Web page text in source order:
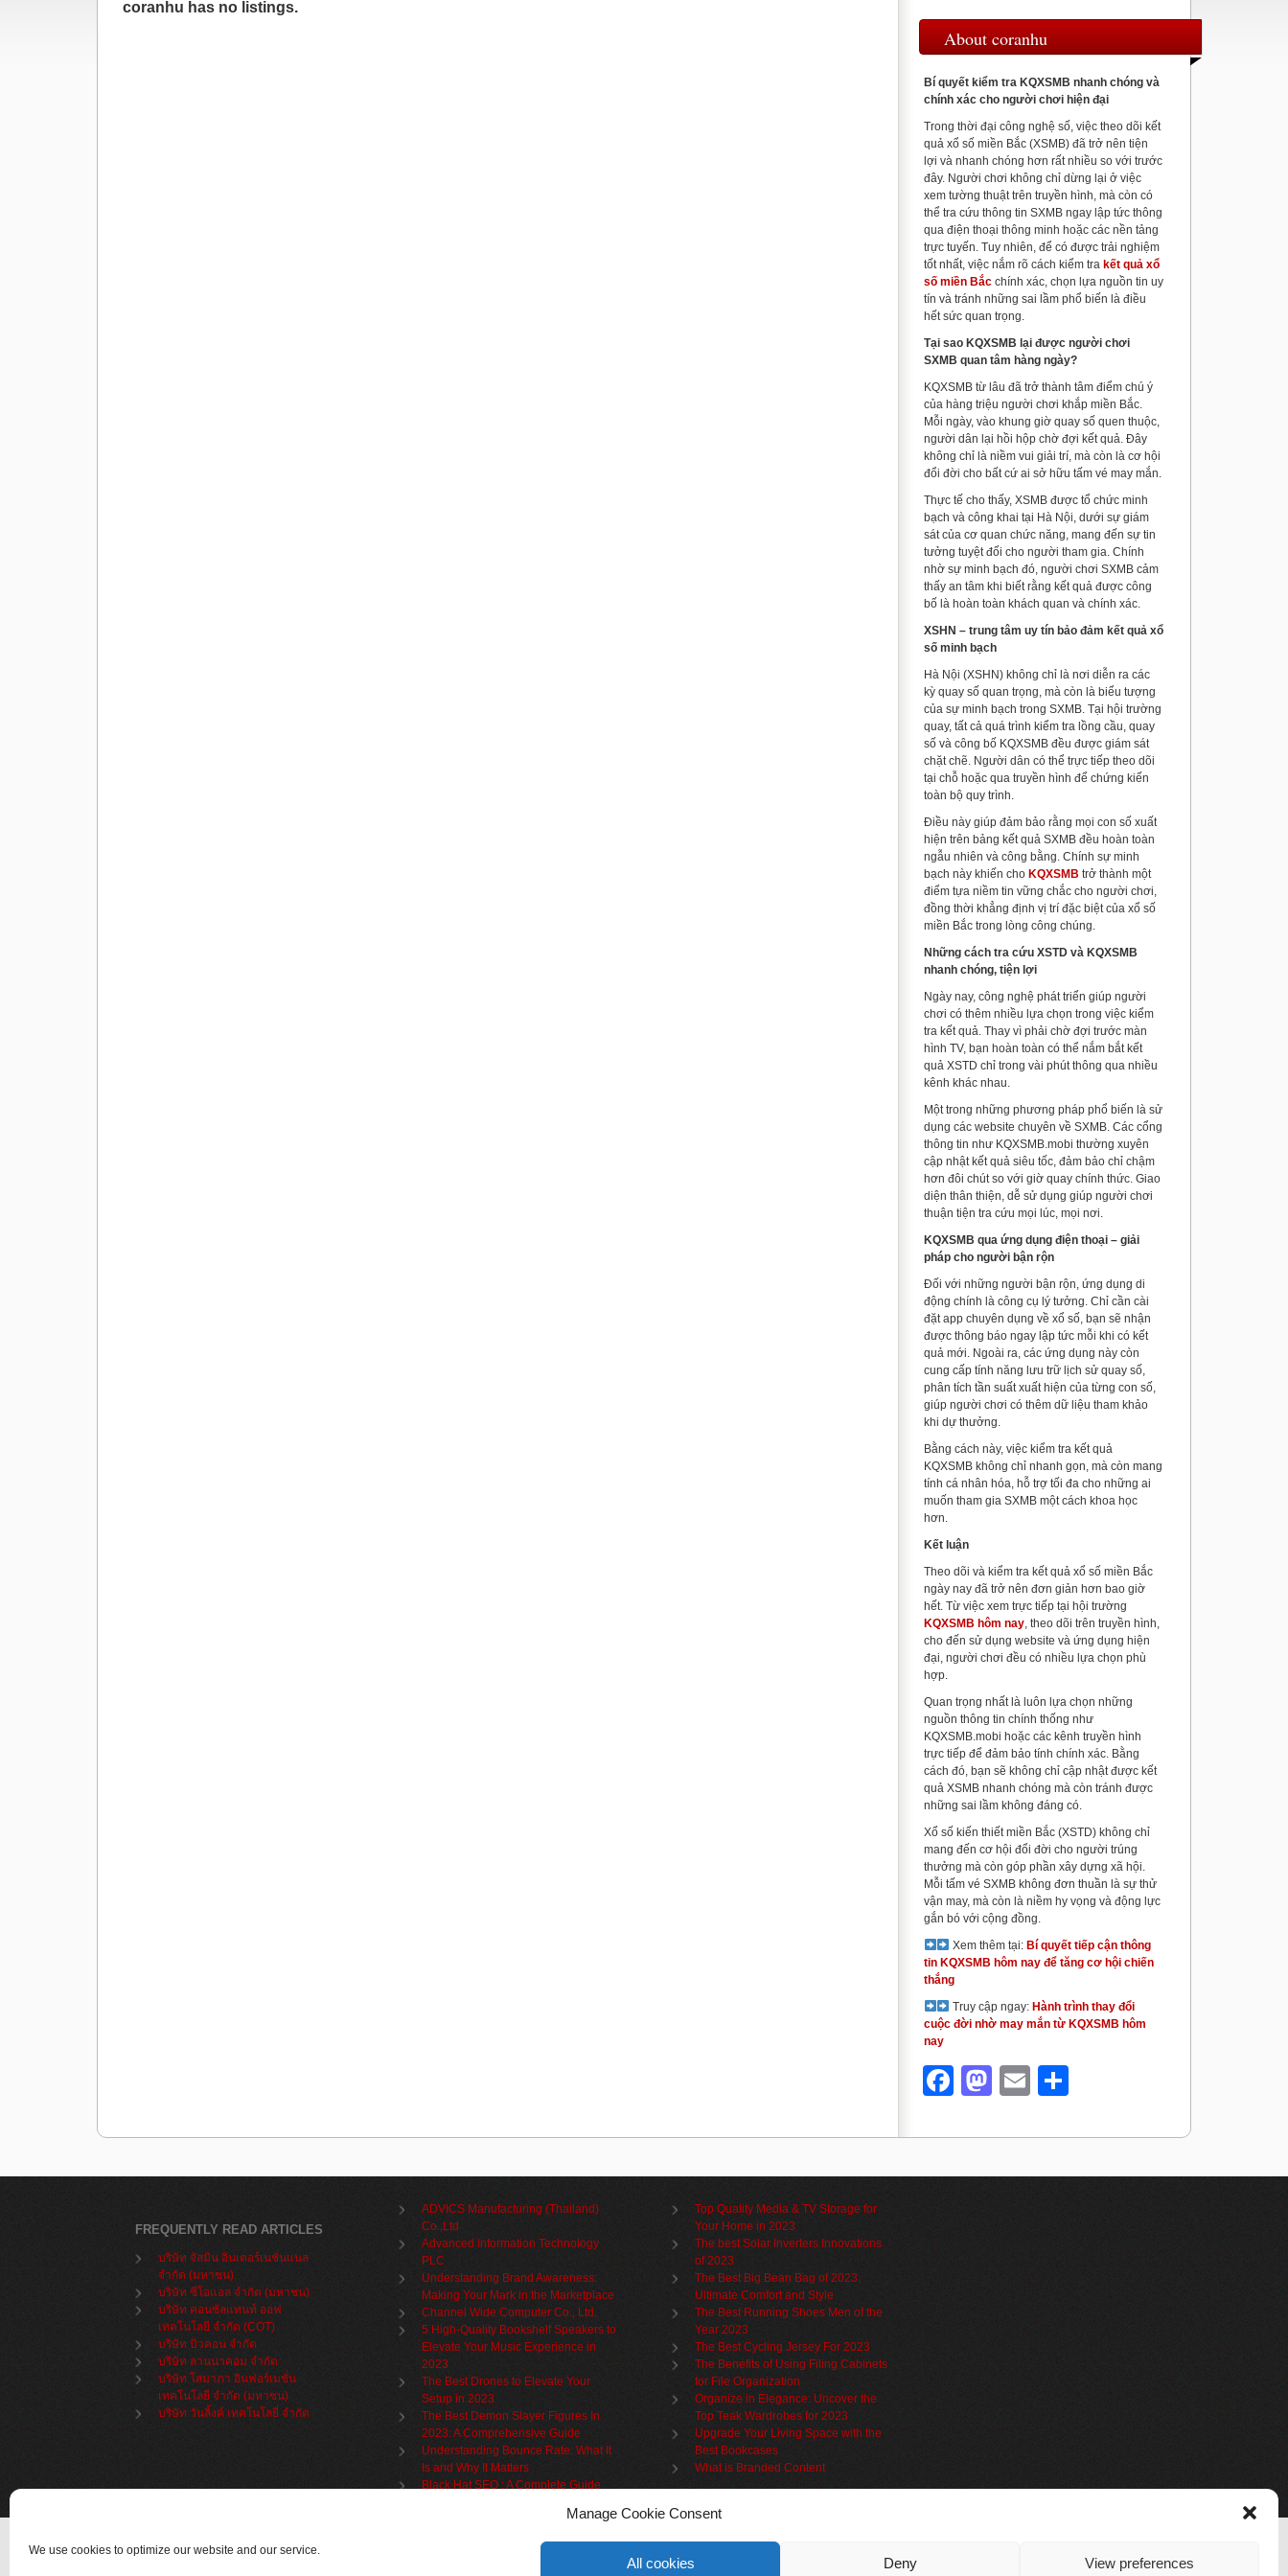
Manage Cookie Consent
We use cookies to optimize our website and our service.
All cookies Deny View preferences
coranhu has no listings.
About coranhu
Bí quyết kiểm tra KQXSMB nhanh chóng và
chính xác cho người chơi hiện đại
Trong thời đại công nghệ số, việc theo dõi kết
quả xổ số miền Bắc (XSMB) đã trở nên tiện
lợi và nhanh chóng hơn rất nhiều so với trước
đây. Người chơi không chỉ dừng lại ở việc
xem tường thuật trên truyền hình, mà còn có
thể tra cứu thông tin SXMB ngay lập tức thông
qua điện thoại thông minh hoặc các nền tảng
trực tuyến. Tuy nhiên, để có được trải nghiệm
tốt nhất, việc nắm rõ cách kiểm tra kết quả xổ
số miền Bắc chính xác, chọn lựa nguồn tin uy
tín và tránh những sai lầm phổ biến là điều
hết sức quan trọng.
Tại sao KQXSMB lại được người chơi
SXMB quan tâm hàng ngày?
KQXSMB từ lâu đã trở thành tâm điểm chú ý
của hàng triệu người chơi khắp miền Bắc.
Mỗi ngày, vào khung giờ quay số quen thuộc,
người dân lại hồi hộp chờ đợi kết quả. Đây
không chỉ là niềm vui giải trí, mà còn là cơ hội
đổi đời cho bất cứ ai sở hữu tấm vé may mắn.
Thực tế cho thấy, XSMB được tổ chức minh
bạch và công khai tại Hà Nội, dưới sự giám
sát của cơ quan chức năng, mang đến sự tin
tưởng tuyệt đối cho người tham gia. Chính
nhờ sự minh bạch đó, người chơi SXMB cảm
thấy an tâm khi biết rằng kết quả được công
bố là hoàn toàn khách quan và chính xác.
XSHN – trung tâm uy tín bảo đảm kết quả xổ
số minh bạch
Hà Nội (XSHN) không chỉ là nơi diễn ra các
kỳ quay số quan trọng, mà còn là biểu tượng
của sự minh bạch trong SXMB. Tại hội trường
quay, tất cả quá trình kiểm tra lồng cầu, quay
số và công bố KQXSMB đều được giám sát
chặt chẽ. Người dân có thể trực tiếp theo dõi
tại chỗ hoặc qua truyền hình để chứng kiến
toàn bộ quy trình.
Điều này giúp đảm bảo rằng mọi con số xuất
hiện trên bảng kết quả SXMB đều hoàn toàn
ngẫu nhiên và công bằng. Chính sự minh
bạch này khiến cho KQXSMB trở thành một
điểm tựa niềm tin vững chắc cho người chơi,
đồng thời khẳng định vị trí đặc biệt của xổ số
miền Bắc trong lòng công chúng.
Những cách tra cứu XSTD và KQXSMB
nhanh chóng, tiện lợi
Ngày nay, công nghệ phát triển giúp người
chơi có thêm nhiều lựa chọn trong việc kiểm
tra kết quả. Thay vì phải chờ đợi trước màn
hình TV, bạn hoàn toàn có thể nắm bắt kết
quả XSTD chỉ trong vài phút thông qua nhiều
kênh khác nhau.
Một trong những phương pháp phổ biến là sử
dụng các website chuyên về SXMB. Các cổng
thông tin như KQXSMB.mobi thường xuyên
cập nhật kết quả siêu tốc, đảm bảo chỉ chậm
hơn đôi chút so với giờ quay chính thức. Giao
diện thân thiện, dễ sử dụng giúp người chơi
thuận tiện tra cứu mọi lúc, mọi nơi.
KQXSMB qua ứng dụng điện thoại – giải
pháp cho người bận rộn
Đối với những người bận rộn, ứng dụng di
động chính là công cụ lý tưởng. Chỉ cần cài
đặt app chuyên dụng về xổ số, bạn sẽ nhận
được thông báo ngay lập tức mỗi khi có kết
quả mới. Ngoài ra, các ứng dụng này còn
cung cấp tính năng lưu trữ lịch sử quay số,
phân tích tần suất xuất hiện của từng con số,
giúp người chơi có thêm dữ liệu tham khảo
khi dự thưởng.
Bằng cách này, việc kiểm tra kết quả
KQXSMB không chỉ nhanh gọn, mà còn mang
tính cá nhân hóa, hỗ trợ tối đa cho những ai
muốn tham gia SXMB một cách khoa học
hơn.
Kết luận
Theo dõi và kiểm tra kết quả xổ số miền Bắc
ngày nay đã trở nên đơn giản hơn bao giờ
hết. Từ việc xem trực tiếp tại hội trường
KQXSMB hôm nay, theo dõi trên truyền hình,
cho đến sử dụng website và ứng dụng hiện
đại, người chơi đều có nhiều lựa chọn phù
hợp.
Quan trọng nhất là luôn lựa chọn những
nguồn thông tin chính thống như
KQXSMB.mobi hoặc các kênh truyền hình
trực tiếp để đảm bảo tính chính xác. Bằng
cách đó, bạn sẽ không chỉ cập nhật được kết
quả XSMB nhanh chóng mà còn tránh được
những sai lầm không đáng có.
Xổ số kiến thiết miền Bắc (XSTD) không chỉ
mang đến cơ hội đổi đời cho người trúng
thưởng mà còn góp phần xây dựng xã hội.
Mỗi tấm vé SXMB không đơn thuần là sự thử
vận may, mà còn là niềm hy vọng và động lực
gắn bó với cộng đồng.
Xem thêm tại: Bí quyết tiếp cận thông
tin KQXSMB hôm nay để tăng cơ hội chiến
thắng
Truy cập ngay: Hành trình thay đổi
cuộc đời nhờ may mắn từ KQXSMB hôm
nay
Facebook
Mastodon
Email
FREQUENTLY READ ARTICLES
บริษัท จัสมิน อินเตอร์เนชั่นแนล
จำกัด (มหาชน)
บริษัท ซีโอแอล จำกัด (มหาชน)
บริษัท คอนซัลแทนท์ ออฟ
เทคโนโลยี จำกัด (COT)
บริษัท บิวคอน จำกัด
บริษัท ลานนาคอม จำกัด
บริษัท โสมาภา อินฟอร์เมชั่น
เทคโนโลยี จำกัด (มหาชน)
บริษัท วันลิ้งค์ เทคโนโลยี่ จำกัด
ADVICS Manufacturing (Thailand)
Co.,Ltd
Advanced Information Technology
PLC
Understanding Brand Awareness:
Making Your Mark in the Marketplace
Channel Wide Computer Co., Ltd.
5 High-Quality Bookshelf Speakers to
Elevate Your Music Experience in
2023
The Best Drones to Elevate Your
Setup in 2023
The Best Demon Slayer Figures In
2023: A Comprehensive Guide
Understanding Bounce Rate: What It
Is and Why It Matters
Black Hat SEO : A Complete Guide
Top Quality Media & TV Storage for
Your Home in 2023
The best Solar Inverters Innovations
of 2023
The Best Big Bean Bag of 2023:
Ultimate Comfort and Style
The Best Running Shoes Men of the
Year 2023
The Best Cycling Jersey For 2023
The Benefits of Using Filing Cabinets
for File Organization
Organize in Elegance: Uncover the
Top Teak Wardrobes for 2023
Upgrade Your Living Space with the
Best Bookcases
What is Branded Content